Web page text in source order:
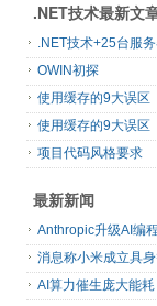
.NET技术最新文
.NET技术+25台服
OWIN初探
使用缓存的9大误区
使用缓存的9大误区
项目代码风格要求
最新新闻
AI算力催生庞大能